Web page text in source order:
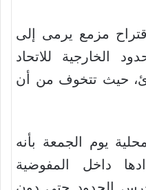
مزمع يرمى إلى
الخارجية للاتحاد
حيث تتخوف من أن
يوم الجمعة بأنه
داخل المفوضية